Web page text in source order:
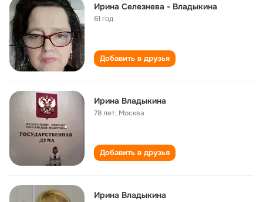
Ирина Селезнева - Владыкина
61 год
Добавить в друзья
Ирина Владыкина
78 лет, Москва
Добавить в друзья
Ирина Владыкина